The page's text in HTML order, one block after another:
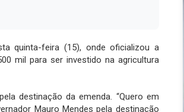
quinta-feira (15), onde oficializou a
mil para ser investido na agricultura
destinação da emenda. “Quero em
Mauro Mendes pela destinação